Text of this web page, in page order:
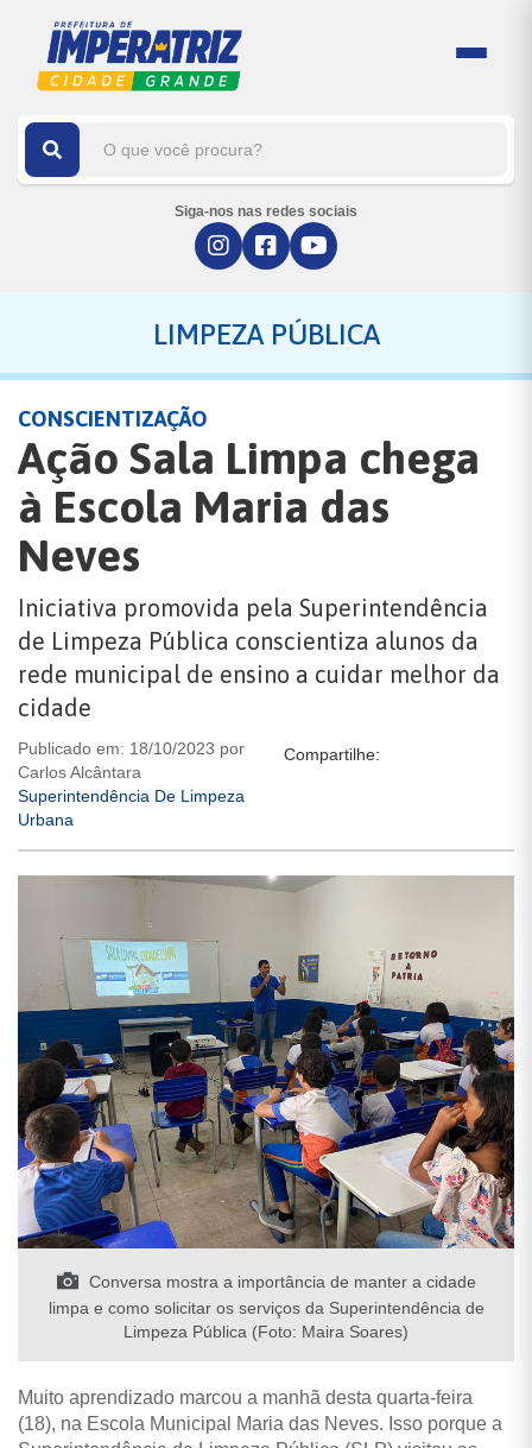
Siga-nos nas redes sociais
LIMPEZA PÚBLICA
CONSCIENTIZAÇÃO
Ação Sala Limpa chega
à Escola Maria das
Neves
Iniciativa promovida pela Superintendência
de Limpeza Pública conscientiza alunos da
rede municipal de ensino a cuidar melhor da
cidade
Publicado em: 18/10/2023 por
Carlos Alcântara
Superintendência De Limpeza
Urbana
Compartilhe:
Conversa mostra a importância de manter a cidade
limpa e como solicitar os serviços da Superintendência de
Limpeza Pública (Foto: Maira Soares)
Muito aprendizado marcou a manhã desta quarta-feira
(18), na Escola Municipal Maria das Neves. Isso porque a